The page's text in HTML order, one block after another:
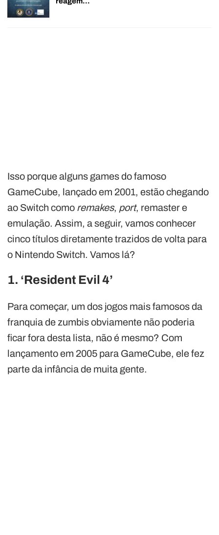
Isso porque alguns games do famoso
GameCube, lançado em 2001, estão chegando
ao Switch como remakes, port, remaster e
emulação. Assim, a seguir, vamos conhecer
cinco títulos diretamente trazidos de volta para
o Nintendo Switch. Vamos lá?
1. ‘Resident Evil 4’
Para começar, um dos jogos mais famosos da
franquia de zumbis obviamente não poderia
ficar fora desta lista, não é mesmo? Com
lançamento em 2005 para GameCube, ele fez
parte da infância de muita gente.